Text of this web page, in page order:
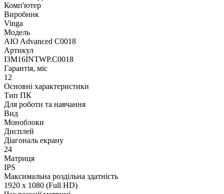
Комп'ютер
Виробник
Vinga
Модель
AIO Advanced C0018
Артикул
I3M16INTWP.C0018
Гарантія, міс
12
Основні характеристики
Тип ПК
Для роботи та навчання
Вид
Моноблоки
Дисплей
Діагональ екрану
24
Матриця
IPS
Максимальна роздільна здатність
1920 x 1080 (Full HD)